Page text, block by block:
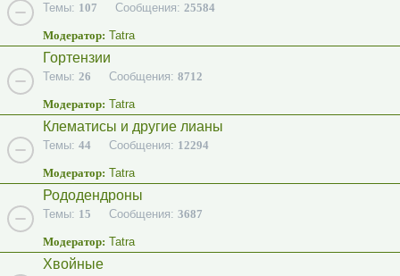
Темы: 107 Сообщения: 25584
Модератор: Tatra
Гортензии
Темы: 26 Сообщения: 8712
Модератор: Tatra
Клематисы и другие лианы
Темы: 44 Сообщения: 12294
Модератор: Tatra
Рододендроны
Темы: 15 Сообщения: 3687
Модератор: Tatra
Хвойные